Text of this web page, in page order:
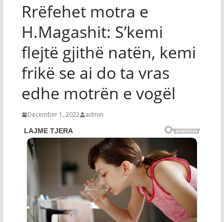
Rrëfehet motra e
H.Magashit: S’kemi
flejtë gjithë natën, kemi
frikë se ai do ta vras
edhe motrën e vogël
December 1, 2022 admin